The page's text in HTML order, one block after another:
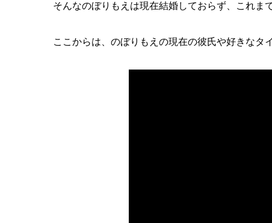
そんなのぼりもえは現在結婚しておらず、これま
ここからは、のぼりもえの現在の彼氏や好きなタ